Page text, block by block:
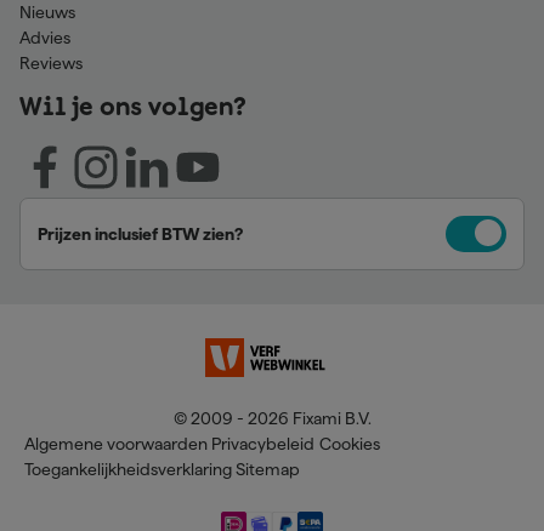
Nieuws
Advies
Reviews
Wil je ons volgen?
Prijzen inclusief BTW zien?
© 2009 - 2026 Fixami B.V.
Algemene voorwaarden Privacybeleid Cookies
Toegankelijkheidsverklaring Sitemap